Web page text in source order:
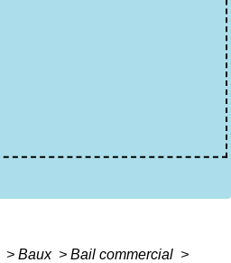
> Baux > Bail commercial >